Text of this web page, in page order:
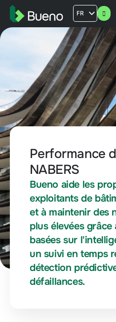
FR
AU
US
UK
Performance
NABERS
Bueno aide les
exploitants de
et à maintenir des
plus élevées grâce
basées sur
un suivi en temps
détection
défaillances.